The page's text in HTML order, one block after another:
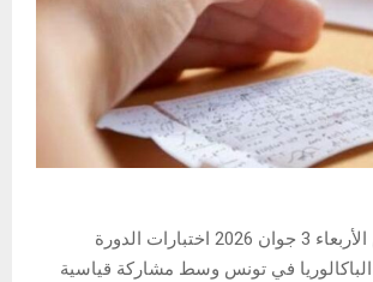
انطلقت يوم امس الأربعاء 3 جوان 2026 اختبارات الدورة
الباكالوريا في تونس وسط مشاركة قياسية